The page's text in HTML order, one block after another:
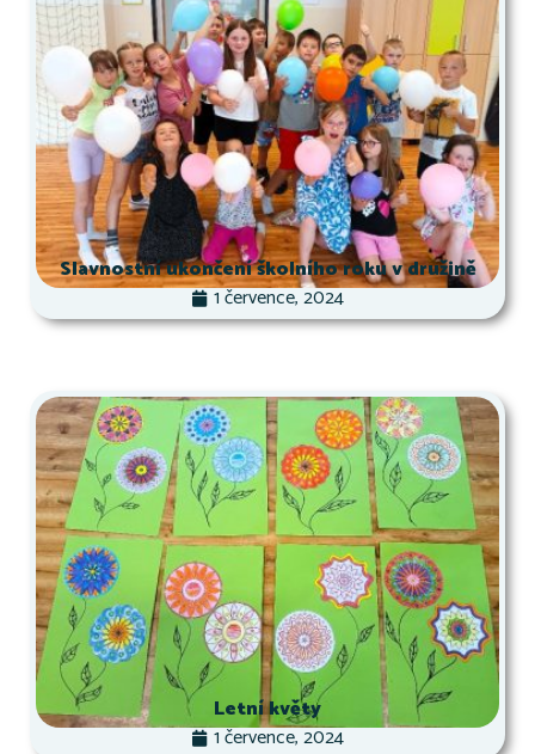
Slavnostní ukončení školního roku v družině
1 července, 2024
Letní květy
1 července, 2024